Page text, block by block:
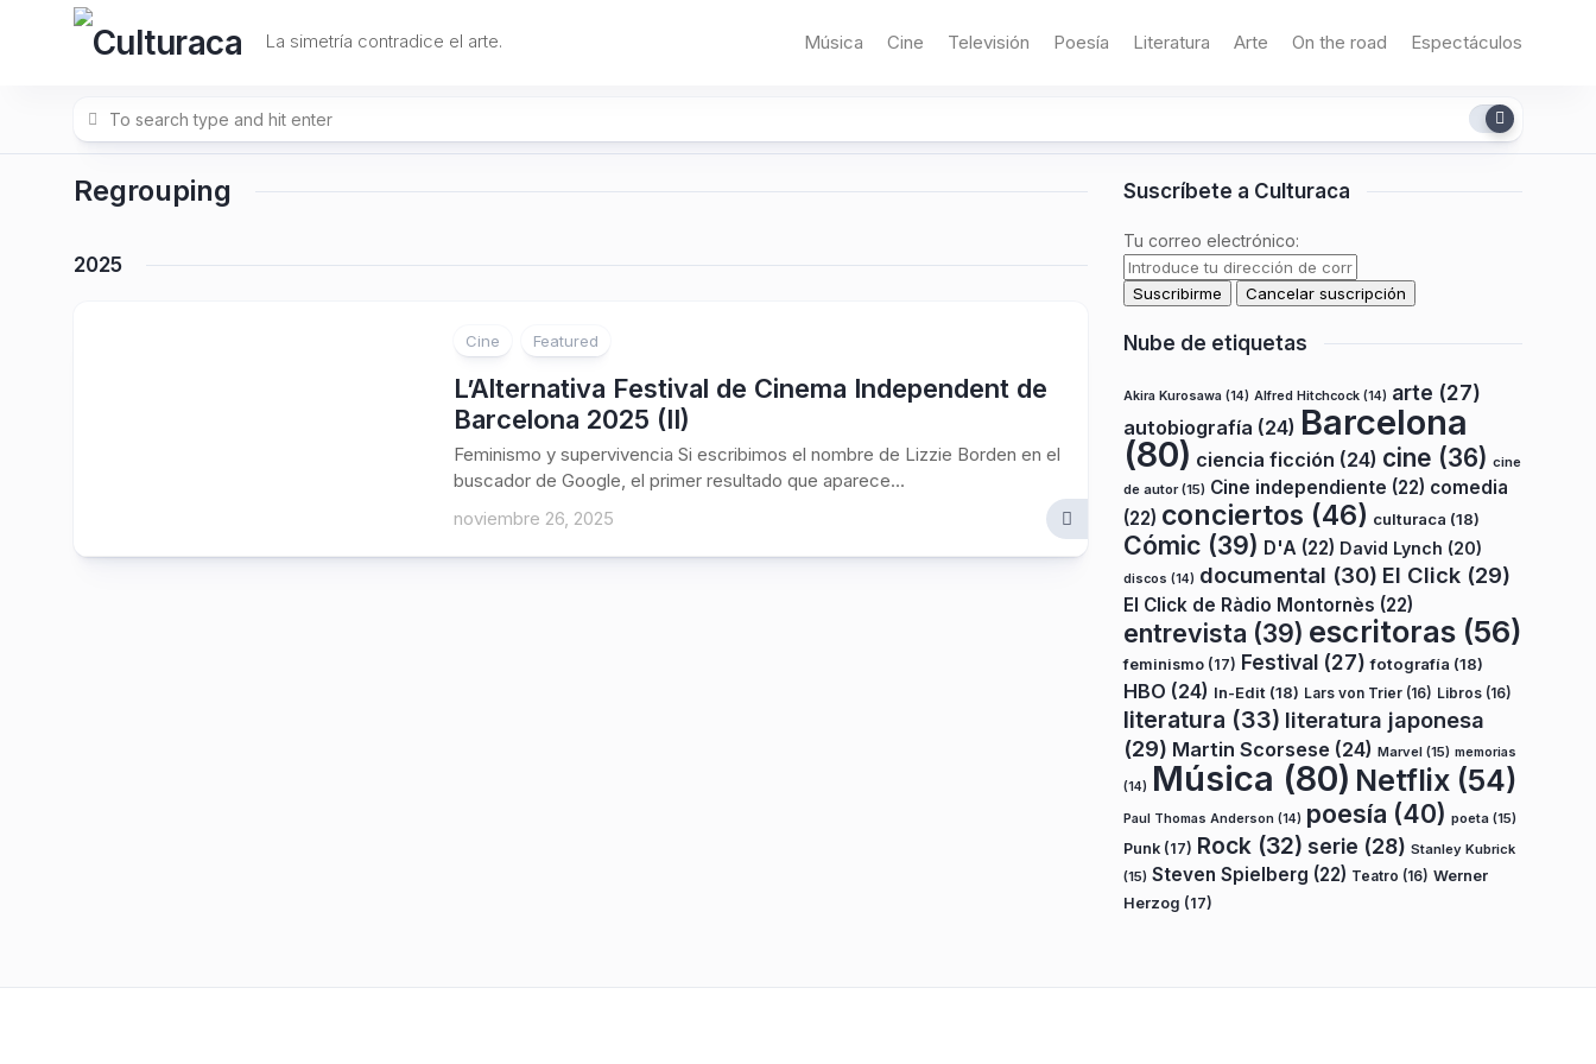
La simetría contradice el arte. Música Cine Televisión Poesía Literatura Arte On the road Espectáculos
Regrouping
2025
Cine Featured
L’Alternativa Festival de Cinema Independent de
Barcelona 2025 (II)
Feminismo y supervivencia Si escribimos el nombre de Lizzie Borden en el
buscador de Google, el primer resultado que aparece...
noviembre 26, 2025
Suscríbete a Culturaca
Tu correo electrónico:
Nube de etiquetas
Akira Kurosawa (14) Alfred Hitchcock (14) arte (27)
autobiografía (24) Barcelona
(80) ciencia ficción (24) cine (36) cine
de autor(15) Cine independiente (22) comedia
(22) conciertos (46) culturaca (18)
Cómic (39) D'A (22) David Lynch (20)
discos (14) documental (30) El Click (29)
El Click de Ràdio Montornès (22)
entrevista (39) escritoras (56)
feminismo (17) Festival (27) fotografía (18)
HBO (24) In-Edit (18) Lars von Trier (16) Libros (16)
literatura (33) literatura japonesa
(29) Martin Scorsese (24) Marvel (15) memorias
(14) Música (80) Netflix (54)
Paul Thomas Anderson (14) poesía (40) poeta (15)
Punk (17) Rock (32) serie (28) Stanley Kubrick
(15) Steven Spielberg (22) Teatro (16) Werner
Herzog (17)